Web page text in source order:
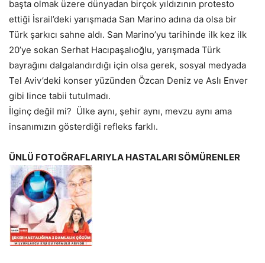
başta olmak üzere dünyadan birçok yıldızının protesto
ettiği İsrail’deki yarışmada San Marino adına da olsa bir
Türk şarkıcı sahne aldı. San Marino’yu tarihinde ilk kez ilk
20’ye sokan Serhat Hacıpaşalıoğlu, yarışmada Türk
bayrağını dalgalandırdığı için olsa gerek, sosyal medyada
Tel Aviv’deki konser yüzünden Özcan Deniz ve Aslı Enver
gibi lince tabii tutulmadı.
İlginç değil mi? Ülke aynı, şehir aynı, mevzu aynı ama
insanımızın gösterdiği refleks farklı.
ÜNLÜ FOTOĞRAFLARIYLA HASTALARI SÖMÜRENLER